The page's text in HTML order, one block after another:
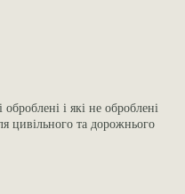
і які не оброблені
цивільного та дорожнього